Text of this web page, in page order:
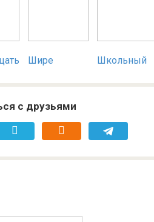
Шире Школьный
с друзьями